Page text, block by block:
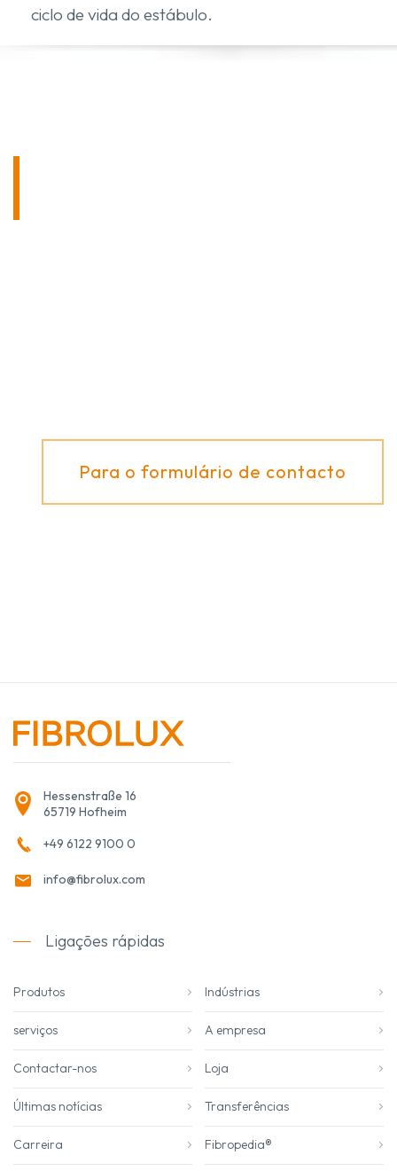
ciclo de vida do estábulo.
Para o formulário de contacto
Hessenstraße 16
65719 Hofheim
+49 6122 9100 0
info@fibrolux.com
Ligações rápidas
Produtos Indústrias
serviços A empresa
Contactar-nos Loja
Últimas notícias Transferências
Carreira Fibropedia®